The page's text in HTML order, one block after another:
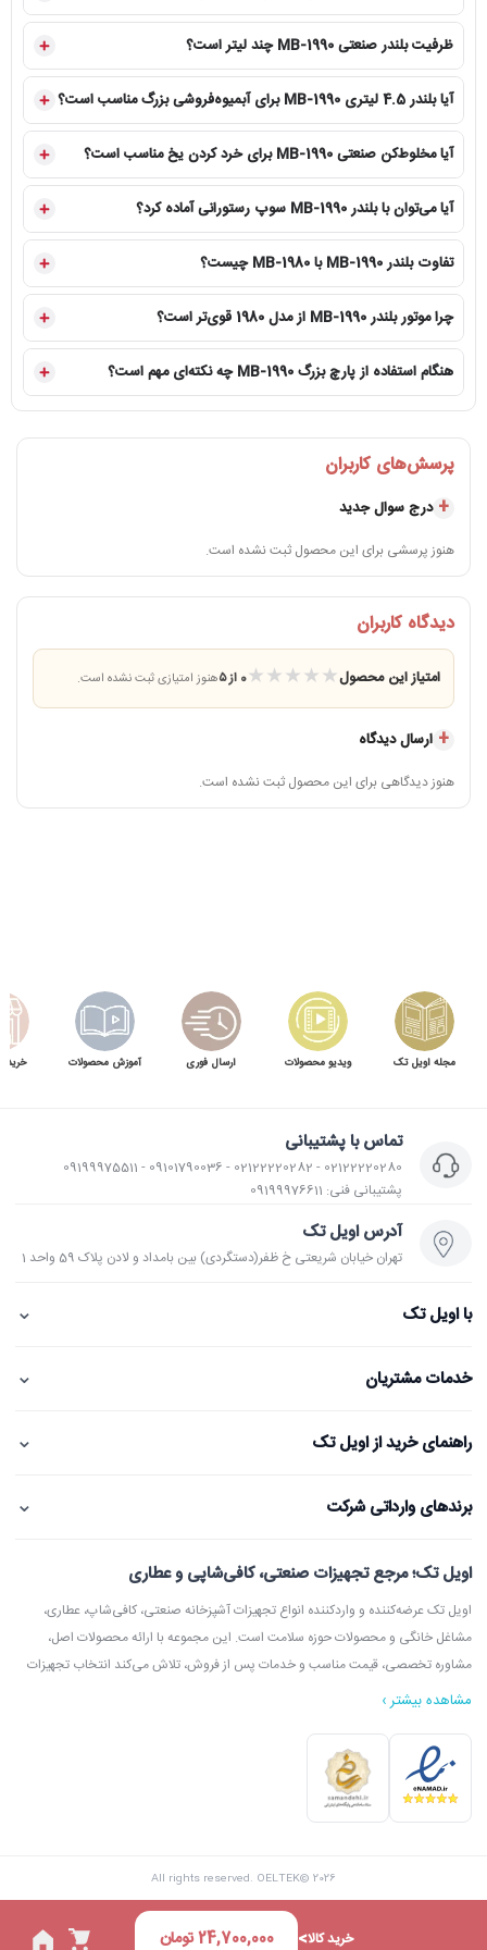
ظرفیت بلندر صنعتی MB-1990 چند لیتر است؟
آیا بلندر 4.5 لیتری MB-1990 برای آبمیوه‌فروشی بزرگ مناسب است؟
آیا مخلوط‌کن صنعتی MB-1990 برای خرد کردن یخ مناسب است؟
آیا می‌توان با بلندر MB-1990 سوپ رستورانی آماده کرد؟
تفاوت بلندر MB-1990 با MB-1980 چیست؟
چرا موتور بلندر MB-1990 از مدل 1980 قوی‌تر است؟
هنگام استفاده از پارچ بزرگ MB-1990 چه نکته‌ای مهم است؟
پرسش‌های کاربران
درج سوال جدید
هنوز پرسشی برای این محصول ثبت نشده است.
دیدگاه کاربران
امتیاز این محصول ★★★★★ 0 از ۵ هنوز امتیازی ثبت نشده است.
ارسال دیدگاه
هنوز دیدگاهی برای این محصول ثبت نشده است.
مجله اویل تک ویدیو محصولات ارسال فوری آموزش محصولات خرید
تماس با پشتیبانی
02122220280 - 02122220282 - 09101790036 - 09199975511
پشتیبانی فنی: 09199976611
آدرس اویل تک
تهران خیابان شریعتی خ ظفر(دستگردی) بین بامداد و لادن پلاک 59 واحد 1
با اویل تک ⌄
خدمات مشتریان ⌄
راهنمای خرید از اویل تک ⌄
برندهای وارداتی شرکت ⌄
اویل تک؛ مرجع تجهیزات صنعتی، کافی‌شاپی و عطاری
اویل تک عرضه‌کننده و واردکننده انواع تجهیزات آشپزخانه صنعتی، کافی‌شاپ، عطاری،
مشاغل خانگی و محصولات حوزه سلامت است. این مجموعه با ارائه محصولات اصل،
مشاوره تخصصی، قیمت مناسب و خدمات پس از فروش، تلاش می‌کند انتخاب تجهیزات
در اویل تک می‌توانید انواع دستگاه آسیاب عطاری، آسیاب قهوه، دستگاه روغن‌گیری،
ارده‌گیری و کره‌گیری، دستگاه بخور، بویلر آب جوش، اسپرسوساز، گریل، سرخ‌کن، خمیرگیر،
پشتیبانی واقعی، گزینه‌ای مطمئن برای خرید تجهیزات صنعتی و فروشگاهی محسوب
مشاهده بیشتر ›
All rights reserved. OELTEK© 2026
24,700,000تومان